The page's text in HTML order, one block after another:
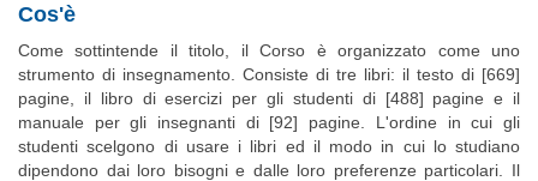
Cos'è
Come sottintende il titolo, il Corso è organizzato come uno
strumento di insegnamento. Consiste di tre libri: il testo di [669]
pagine, il libro di esercizi per gli studenti di [488] pagine e il
manuale per gli insegnanti di [92] pagine. L'ordine in cui gli
studenti scelgono di usare i libri ed il modo in cui lo studiano
dipendono dai loro bisogni e dalle loro preferenze particolari. Il